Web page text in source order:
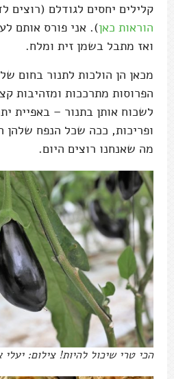
קלילים יחסים לגודלם (רוצים
הוראות כאן
ואז מתבל בשמן זית ומלח.
הפרוסות מתרככות ומזהיבות
לשכוח אותן בתנור – באפיית
ופריכות, ככה שכל הנפח שלהן
מה שאנחנו רוצים היום.
הכי טרי שיכול להיות! צילום: יעלי